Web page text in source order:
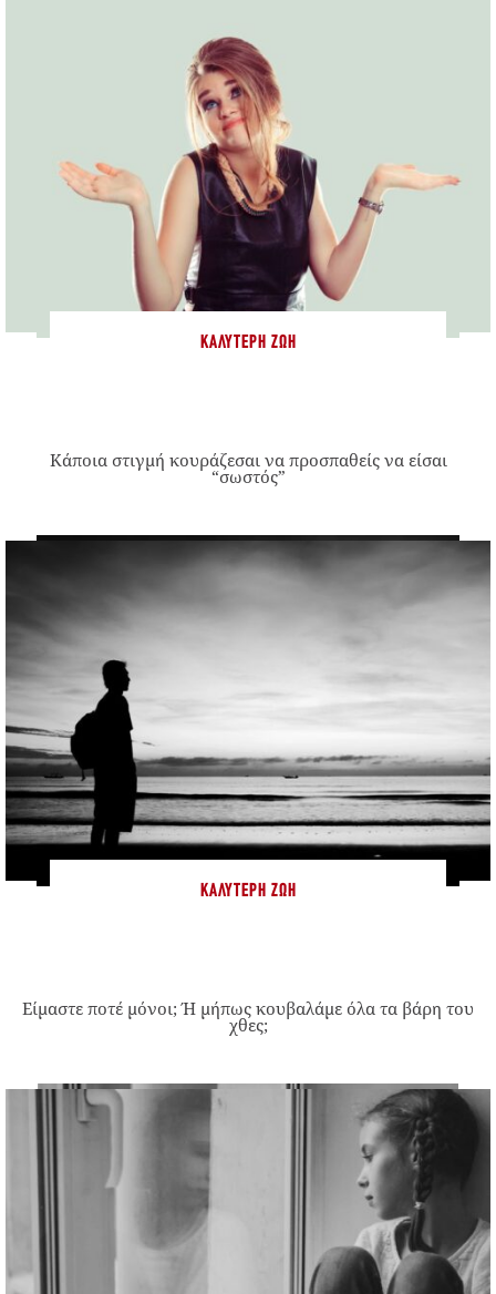
ΚΑΛΎΤΕΡΗ ΖΩΉ
Κάποια στιγμή κουράζεσαι να προσπαθείς να είσαι
“σωστός”
ΚΑΛΎΤΕΡΗ ΖΩΉ
Είμαστε ποτέ μόνοι; Ή μήπως κουβαλάμε όλα τα βάρη του
χθες;